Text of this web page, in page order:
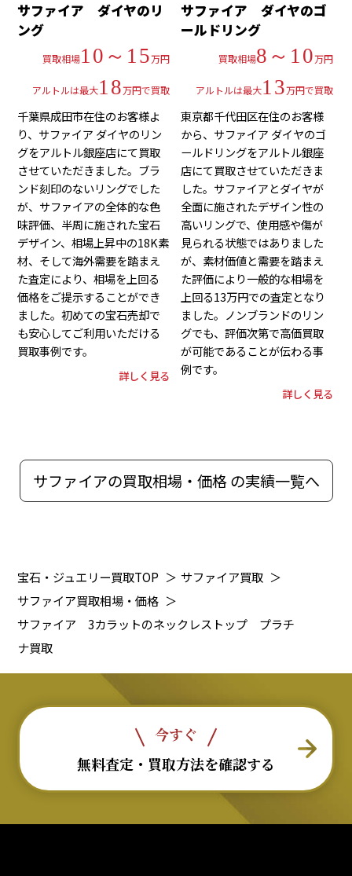
サファイア ダイヤのリ
ング
買取相場10～15万円
アルトルは最大18万円で買取
千葉県成田市在住のお客様よ
り、サファイア ダイヤのリン
グをアルトル銀座店にて買取
させていただきました。ブラ
ンド刻印のないリングでした
が、サファイアの全体的な色
味評価、半周に施された宝石
デザイン、相場上昇中の18K素
材、そして海外需要を踏まえ
た査定により、相場を上回る
価格をご提示することができ
ました。初めての宝石売却で
も安心してご利用いただける
買取事例です。
詳しく見る
サファイア ダイヤのゴ
ールドリング
買取相場8～10万円
アルトルは最大13万円で買取
東京都千代田区在住のお客様
から、サファイア ダイヤのゴ
ールドリングをアルトル銀座
店にて買取させていただきま
した。サファイアとダイヤが
全面に施されたデザイン性の
高いリングで、使用感や傷が
見られる状態ではありました
が、素材価値と需要を踏まえ
た評価により一般的な相場を
上回る13万円での査定となり
ました。ノンブランドのリン
グでも、評価次第で高価買取
が可能であることが伝わる事
例です。
詳しく見る
サファイアの買取相場・価格 の実績一覧へ
宝石・ジュエリー買取TOP ＞ サファイア買取 ＞
サファイア買取相場・価格 ＞
サファイア 3カラットのネックレストップ プラチ
ナ買取
今すぐ
無料査定・買取方法を確認する